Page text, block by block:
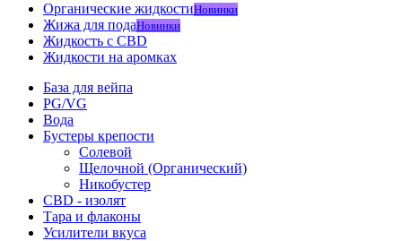
Органические жидкостиНовинки
Жижа для подаНовинки
Жидкость с CBD
Жидкости на аромках
База для вейпа
PG/VG
Вода
Бустеры крепости
Солевой
Щелочной (Органический)
Никобустер
CBD - изолят
Тара и флаконы
Усилители вкуса